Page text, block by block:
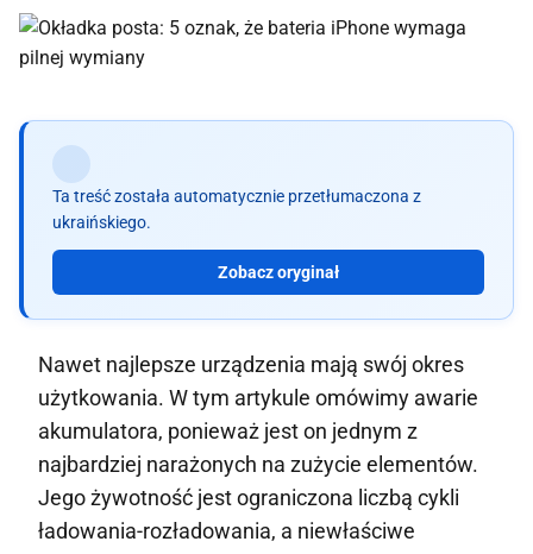
Ta treść została automatycznie przetłumaczona z
ukraińskiego.
Zobacz oryginał
Nawet najlepsze urządzenia mają swój okres
użytkowania. W tym artykule omówimy awarie
akumulatora, ponieważ jest on jednym z
najbardziej narażonych na zużycie elementów.
Jego żywotność jest ograniczona liczbą cykli
ładowania-rozładowania, a niewłaściwe